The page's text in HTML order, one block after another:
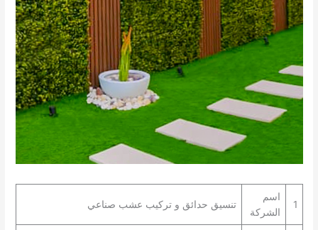
1
اسم
الشركة
تنسيق حدائق و تركيب عشب صناعي